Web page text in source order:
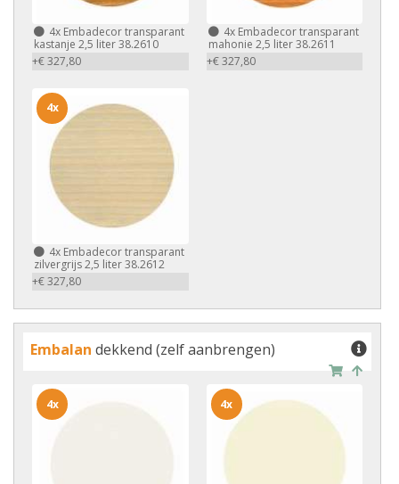
4x Embadecor transparant
kastanje 2,5 liter 38.2610
+€ 327,80
4xEmbadecor transparant
mahonie 2,5 liter 38.2611
+€ 327,80
4x Embadecor transparant
zilvergrijs 2,5 liter 38.2612
+€ 327,80
4x
Embalan dekkend (zelf aanbrengen)
4x 4x